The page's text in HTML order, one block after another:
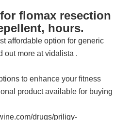
flomax resection
hours.
affordable option for generic
out more atvidalista .
to enhance your fitness
product available for buying
drugs/priligy-